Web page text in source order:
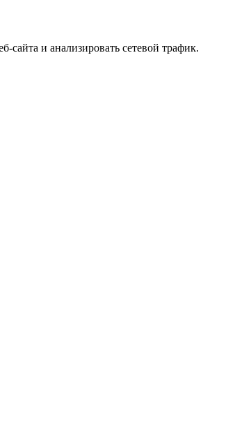
и анализировать сетевой трафик.